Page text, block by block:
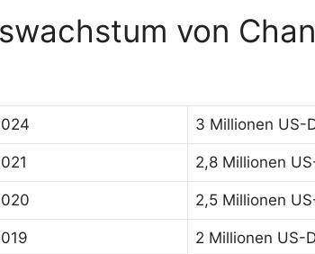
von
3 Millionen US-
2,8 Millionen
2,5 Millionen
2 Millionen US-